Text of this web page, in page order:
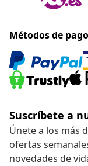
Métodos de
Suscríbete a
Únete a los más
ofertas
novedades de